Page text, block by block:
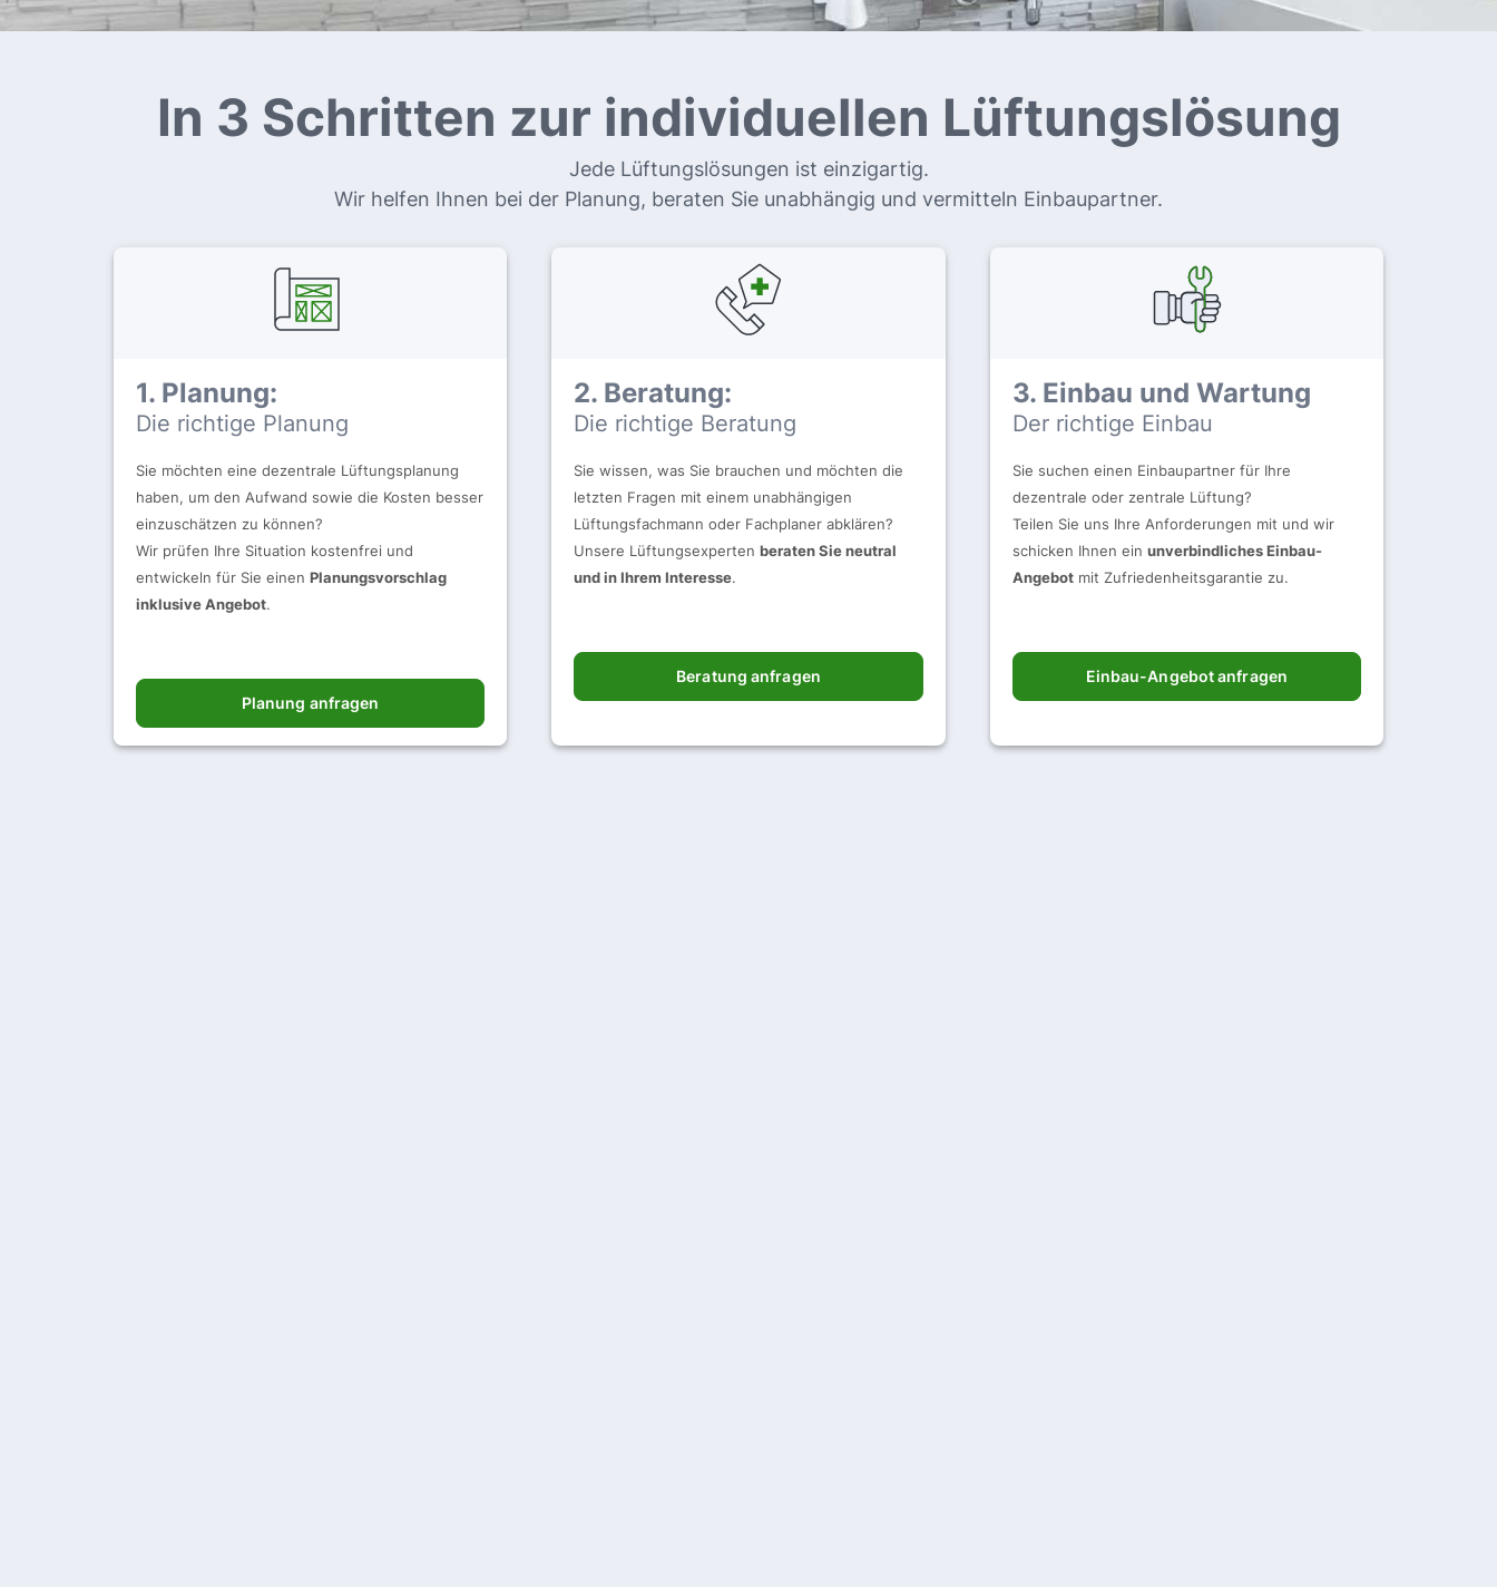
In 3 Schritten zur individuellen Lüftungslösung
Jede Lüftungslösungen ist einzigartig.
Wir helfen Ihnen bei der Planung, beraten Sie unabhängig und vermitteln Einbaupartner.
1. Planung:
Die richtige Planung
Sie möchten eine dezentrale Lüftungsplanung
haben, um den Aufwand sowie die Kosten besser
einzuschätzen zu können?
Wir prüfen Ihre Situation kostenfrei und
entwickeln für Sie einen Planungsvorschlag
inklusive Angebot.
Planung anfragen
2. Beratung:
Die richtige Beratung
Sie wissen, was Sie brauchen und möchten die
letzten Fragen mit einem unabhängigen
Lüftungsfachmann oder Fachplaner abklären?
Unsere Lüftungsexpertenberaten Sie neutral
und in Ihrem Interesse.
Beratung anfragen
3. Einbau und Wartung
Der richtige Einbau
Sie suchen einen Einbaupartner für Ihre
dezentrale oder zentrale Lüftung?
Teilen Sie uns Ihre Anforderungen mit und wir
schicken Ihnen ein unverbindliches Einbau-
Angebotmit Zufriedenheitsgarantie zu.
Einbau-Angebot anfragen